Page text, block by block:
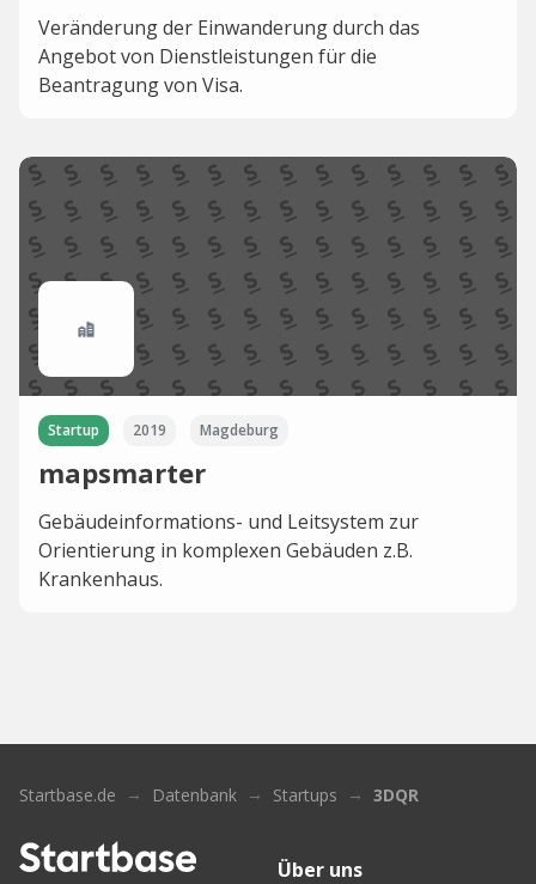
Veränderung der Einwanderung durch das
Angebot von Dienstleistungen für die
Beantragung von Visa.
Startup 2019 Magdeburg
mapsmarter
Gebäudeinformations- und Leitsystem zur
Orientierung in komplexen Gebäuden z.B.
Krankenhaus.
Startbase.de Datenbank Startups 3DQR
Über uns